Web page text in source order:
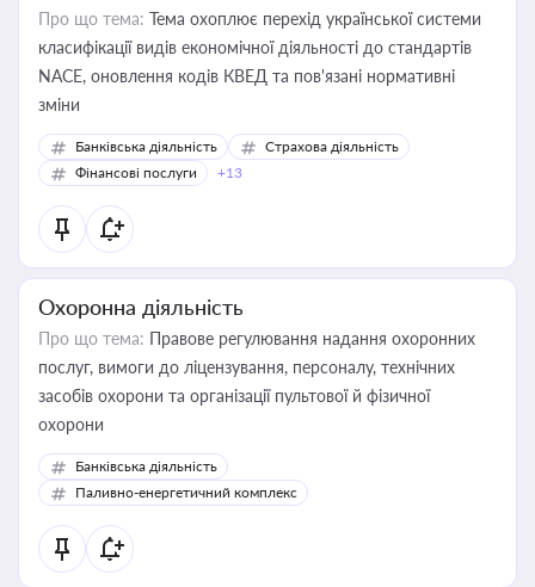
Про що тема: Тема охоплює перехід української системи
класифікації видів економічної діяльності до стандартів
NACE, оновлення кодів КВЕД та пов'язані нормативні
зміни
Банківська діяльність
Страхова діяльність
Фінансові послуги
+13
Охоронна діяльність
Про що тема: Правове регулювання надання охоронних
послуг, вимоги до ліцензування, персоналу, технічних
засобів охорони та організації пультової й фізичної
охорони
Банківська діяльність
Паливно-енергетичний комплекс